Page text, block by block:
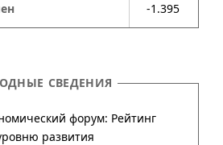
-1.395
СВЕДЕНИЯ
форум: Рейтинг
развития